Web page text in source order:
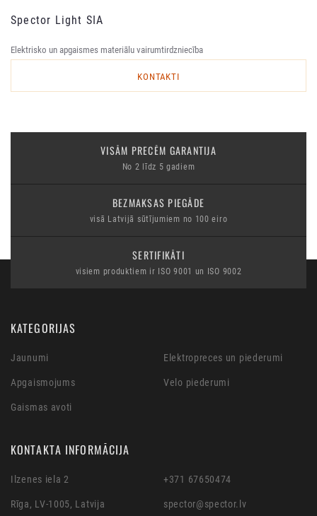
Spector Light SIA
Elektrisko un apgaismes materiālu vairumtirdzniecība
KONTAKTI
VISĀM PRECĒM GARANTIJA
No 2 līdz 5 gadiem
BEZMAKSAS PIEGĀDE
visā Latvijā sūtījumiem no 100 eiro
SERTIFIKĀTI
visiem produktiem ir ISO 9001 un ISO 9002
KATEGORIJAS
Jaunumi
Apgaismojums
Gaismas avoti
Elektropreces un piederumi
Velo piederumi
KONTAKTA INFORMĀCIJA
Ilzenes iela 2
Rīga, LV-1005, Latvija
+371 67650474
spector@spector.lv